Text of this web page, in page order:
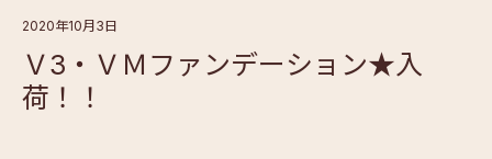
2020年10月3日
Ｖ3・ＶＭファンデーション★入
荷！！